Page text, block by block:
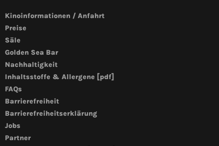
Kinoinformationen / Anfahrt
Preise
Säle
Golden Sea Bar
Nachhaltigkeit
Inhaltsstoffe & Allergene [pdf]
FAQs
Barrierefreiheit
Barrierefreiheitserklärung
Jobs
Partner